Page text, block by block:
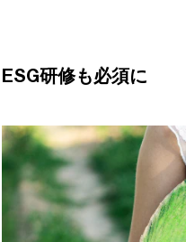
ESG研修も必須に